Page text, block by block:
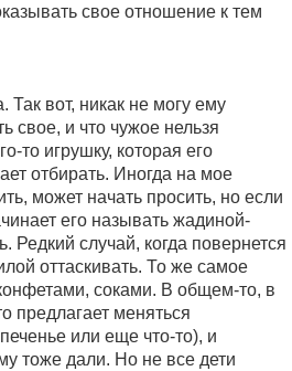
свое отношение к тем
Так вот, никак не могу ему
свое, и что чужое нельзя
то игрушку, которая его
отбирать. Иногда на мое
может начать просить, но если
его называть жадиной-
Редкий случай, когда повернется
оттаскивать. То же самое
соками. В общем-то, в
предлагает меняться
или еще что-то), и
тоже дали. Но не все дети